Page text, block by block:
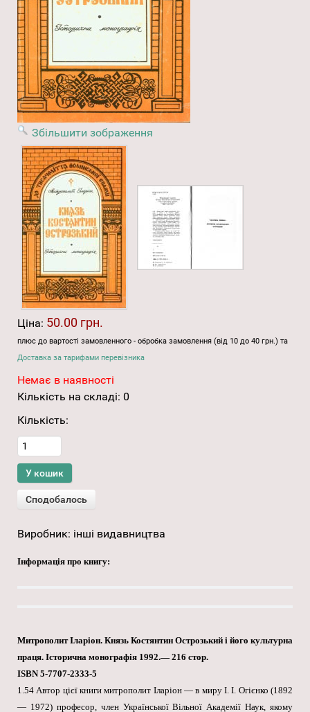
Збільшити зображення
Ціна: 50.00 грн.
плюс до вартості замовленного - обробка замовлення (від 10 до 40 грн.) та
Доставка за тарифами перевізника
Немає в наявності
Кількість на складі: 0
Кількість:
Виробник: інші видавництва
Інформація про книгу:
Митрополит Іларіон. Князь Костянтин Острозький і його культурна
праця. Історична монографія 1992.— 216 стор.
ISBN 5-7707-2333-5
1.54 Автор цієї книги митрополит Іларіон — в миру І. І. Огієнко (1892
— 1972) професор, член Української Вільної Академії Наук, якому